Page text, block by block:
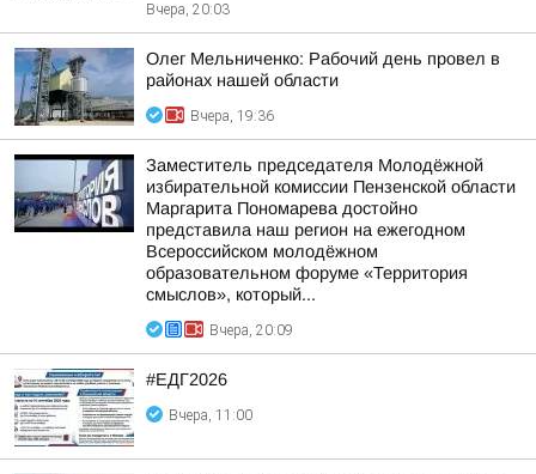
Вчера, 20:03
Олег Мельниченко: Рабочий день провел в
районах нашей области
Вчера, 19:36
Заместитель председателя Молодёжной
избирательной комиссии Пензенской области
Маргарита Пономарева достойно
представила наш регион на ежегодном
Всероссийском молодёжном
образовательном форуме «Территория
смыслов», который...
Вчера, 20:09
#ЕДГ2026
Вчера, 11:00